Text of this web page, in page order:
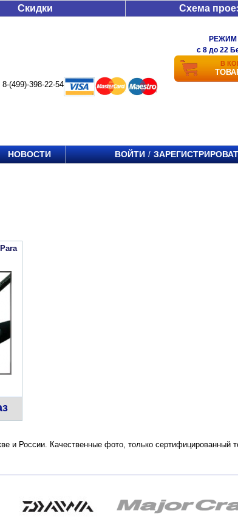
Скидки Схема
8-(499)-398-22-54
РЕЖИМ
c 8 до 22
В
НОВОСТИ ВОЙТИ /
и России. Качественные фото, только сертифицированный